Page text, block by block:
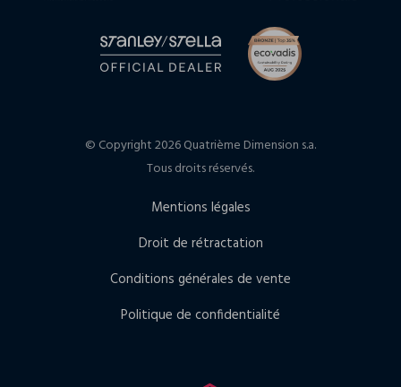
© Copyright 2026 Quatrième Dimension s.a.
Tous droits réservés.
Mentions légales
Droit de rétractation
Conditions générales de vente
Politique de confidentialité